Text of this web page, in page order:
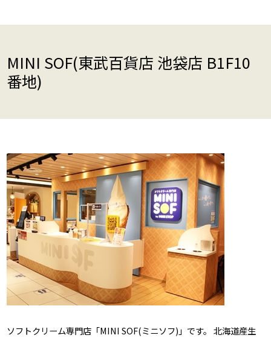
MINI SOF(東武百貨店 池袋店 B1F10
番地)
ソフトクリーム専門店「MINI SOF(ミニソフ)」です。 北海道産生